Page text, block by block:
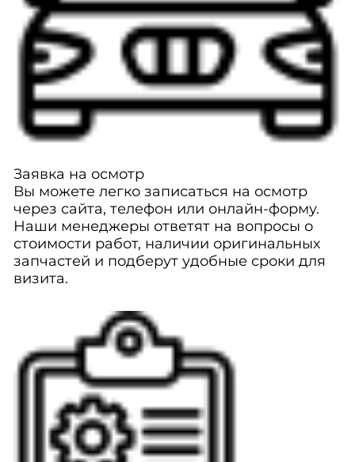
Заявка на осмотр
Вы можете легко записаться на осмотр
через сайта, телефон или онлайн-форму.
Наши менеджеры ответят на вопросы о
стоимости работ, наличии оригинальных
запчастей и подберут удобные сроки для
визита.